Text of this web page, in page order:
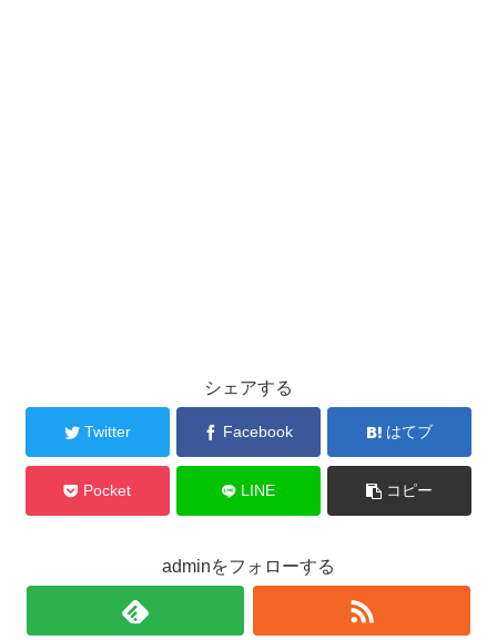
シェアする
Twitter Facebook はてブ
Pocket LINE コピー
adminをフォローする